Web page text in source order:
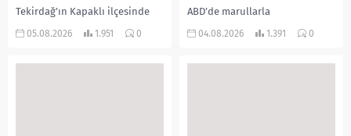
Tekirdağ’ın Kapaklı ilçesinde
bir kişiyi, arkadaşının eşiyle
05.08.2026 1.951 0
ABD’de marullarla
ilişkilendirilen siklospora
04.08.2026 1.391 0